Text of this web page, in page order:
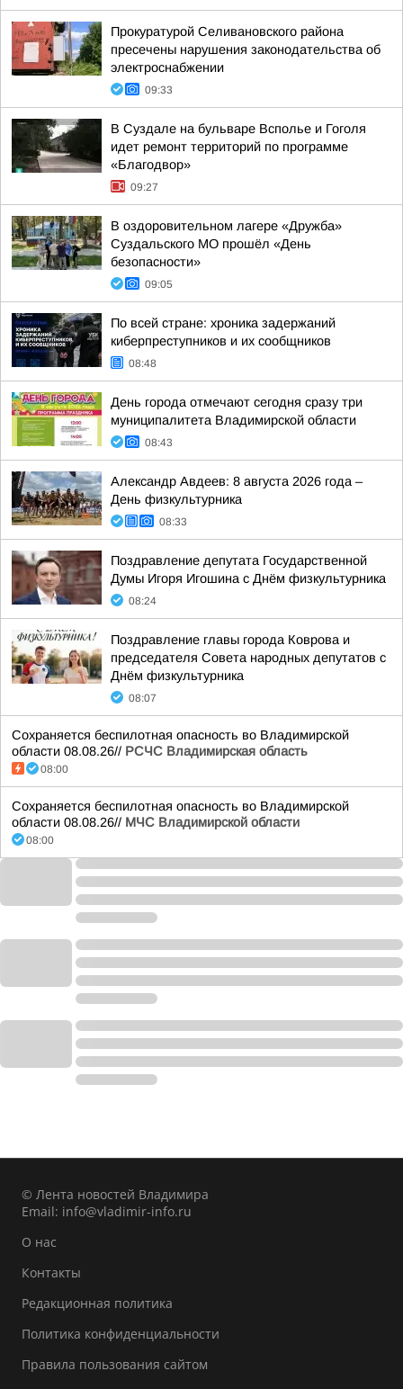
Прокуратурой Селивановского района
пресечены нарушения законодательства об
электроснабжении
09:33
В Суздале на бульваре Всполье и Гоголя
идет ремонт территорий по программе
«Благодвор»
09:27
В оздоровительном лагере «Дружба»
Суздальского МО прошёл «День
безопасности»
09:05
По всей стране: хроника задержаний
киберпреступников и их сообщников
08:48
День города отмечают сегодня сразу три
муниципалитета Владимирской области
08:43
Александр Авдеев: 8 августа 2026 года –
День физкультурника
08:33
Поздравление депутата Государственной
Думы Игоря Игошина с Днём физкультурника
08:24
Поздравление главы города Коврова и
председателя Совета народных депутатов с
Днём физкультурника
08:07
Сохраняется беспилотная опасность во Владимирской
области 08.08.26// РСЧС Владимирская область
08:00
Сохраняется беспилотная опасность во Владимирской
области 08.08.26// МЧС Владимирской области
08:00
© Лента новостей Владимира
Email: info@vladimir-info.ru
О нас
Контакты
Редакционная политика
Политика конфиденциальности
Правила пользования сайтом